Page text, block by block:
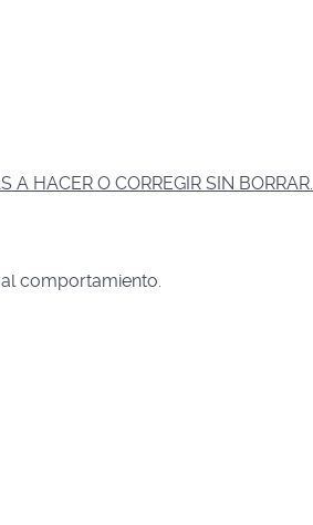
A HACER O CORREGIR SIN BORRAR.
comportamiento.